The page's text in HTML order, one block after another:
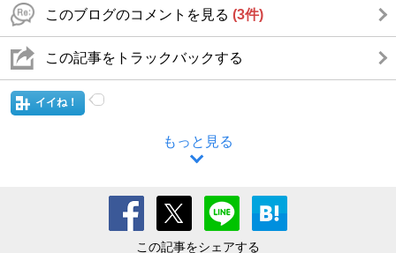
このブログのコメントを見る (3件)
この記事をトラックバックする
イイね！
もっと見る
この記事をシェアする